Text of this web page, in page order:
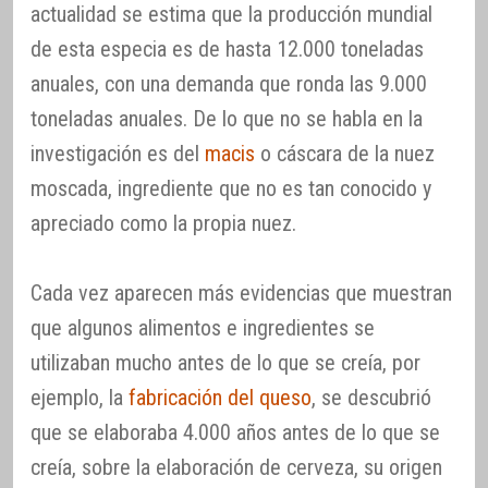
actualidad se estima que la producción mundial
de esta especia es de hasta 12.000 toneladas
anuales, con una demanda que ronda las 9.000
toneladas anuales. De lo que no se habla en la
investigación es del macis o cáscara de la nuez
moscada, ingrediente que no es tan conocido y
apreciado como la propia nuez.
Cada vez aparecen más evidencias que muestran
que algunos alimentos e ingredientes se
utilizaban mucho antes de lo que se creía, por
ejemplo, la fabricación del queso, se descubrió
que se elaboraba 4.000 años antes de lo que se
creía, sobre la elaboración de cerveza, su origen